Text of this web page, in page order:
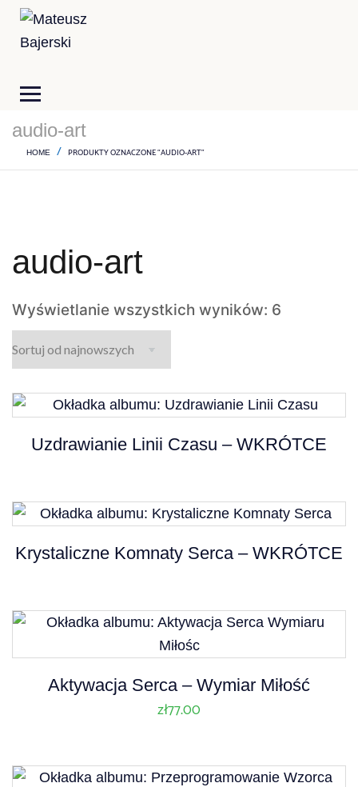
audio-art
HOME PRODUKTY OZNACZONE “AUDIO-ART”
audio-art
Wyświetlanie wszystkich wyników: 6
Uzdrawianie Linii Czasu – WKRÓTCE
Krystaliczne Komnaty Serca – WKRÓTCE
Aktywacja Serca – Wymiar Miłość
zł77.00